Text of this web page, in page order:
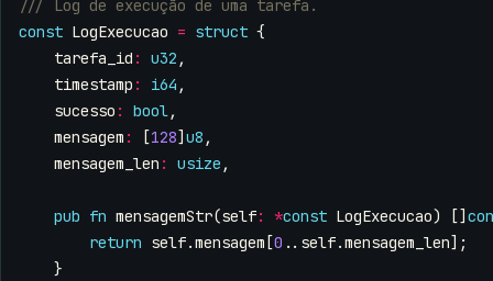
const LogExecucao = struct {
tarefa_id : u32 ,
timestamp : i64 ,
sucesso : bool,
mensagem : [128] u8 ,
mensagem_len : usize ,
pub fn mensagemStr(self: *const LogExecucao) []
return self.mensagem [0 .. self.mensagem_len];
}